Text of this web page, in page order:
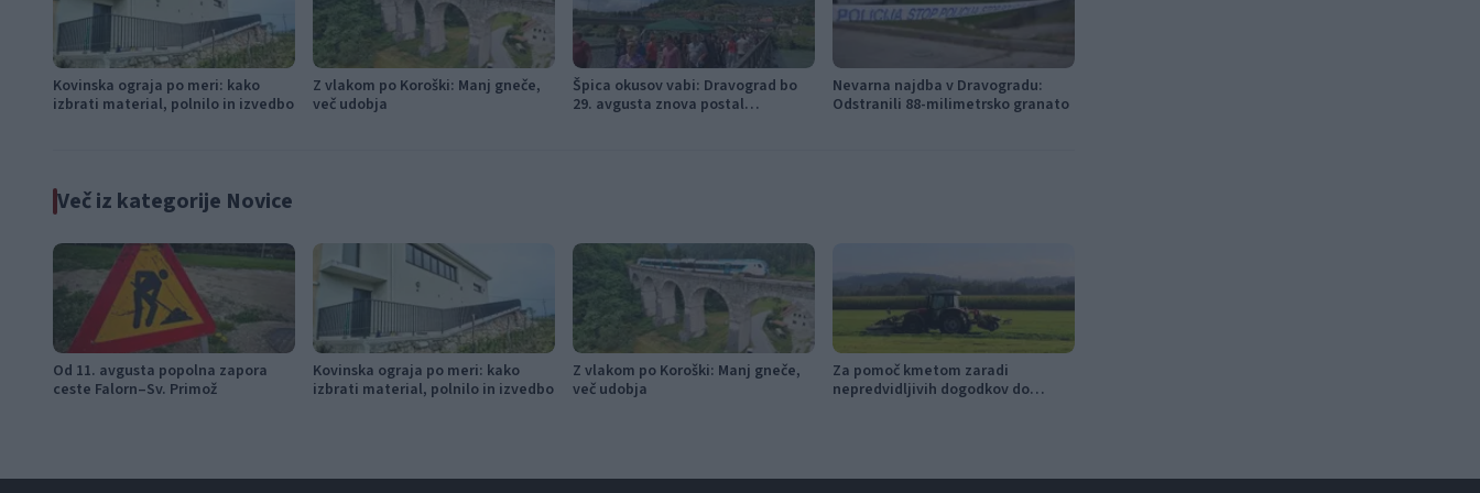
Kovinska ograja po meri: kako
izbrati material, polnilo in izvedbo
Z vlakom po Koroški: Manj gneče,
več udobja
Špica okusov vabi: Dravograd bo
29. avgusta znova postal
Nevarna najdba v Dravogradu:
Odstranili 88-milimetrsko granato
Več iz kategorije Novice
Od 11. avgusta popolna zapora
ceste Falorn–Sv. Primož
Kovinska ograja po meri: kako
izbrati material, polnilo in izvedbo
Z vlakom po Koroški: Manj gneče,
več udobja
Za pomoč kmetom zaradi
nepredvidljivih dogodkov do